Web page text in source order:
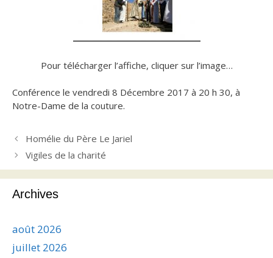
Pour télécharger l’affiche, cliquer sur l’image…
Conférence le vendredi 8 Décembre 2017 à 20 h 30, à
Notre-Dame de la couture.
Homélie du Père Le Jariel
Vigiles de la charité
Archives
août 2026
juillet 2026